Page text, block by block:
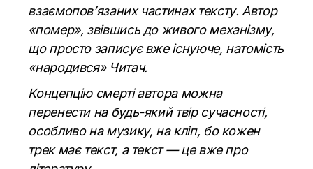
взаємопов’язаних частинах тексту. Автор
«помер», звівшись до живого механізму,
що просто записує вжеіснуюче, натомість
«народився» Читач.
Концепцію смерті автора можна
перенести на будь-який твір сучасності,
особливо на музику, на кліп, бо кожен
трек має текст, а текст — це вже про